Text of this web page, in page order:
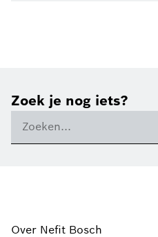
Zoek je nog iets?
Over Nefit Bosch